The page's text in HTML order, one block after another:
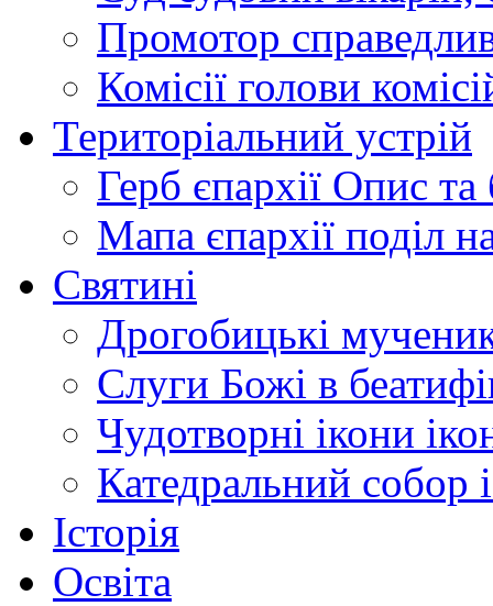
Промотор
Комісії голови
Територіальний устрій
Герб єпархії Опис та
Мапа єпархії поділ
Святині
Дрогобицькі
Слуги Божі в
Чудотворні ікони
Катедральний собор
Історія
Освіта